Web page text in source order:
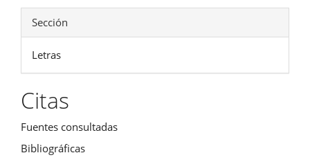
Sección
Letras
Citas
Fuentes consultadas
Bibliográficas